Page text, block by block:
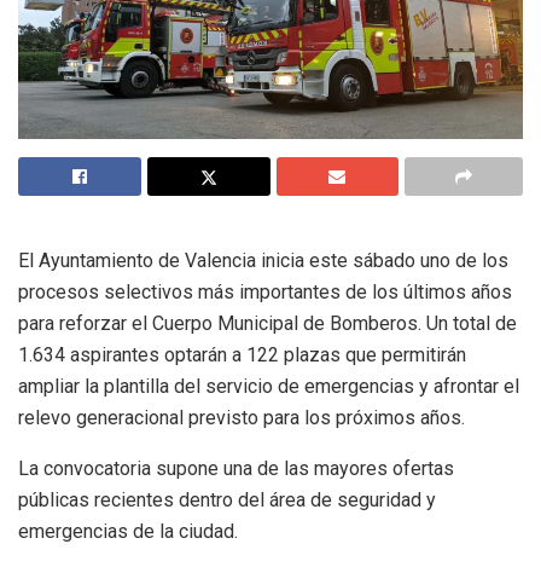
El Ayuntamiento de Valencia inicia este sábado uno de los
procesos selectivos más importantes de los últimos años
para reforzar el Cuerpo Municipal de Bomberos. Un total de
1.634 aspirantes optarán a 122 plazas que permitirán
ampliar la plantilla del servicio de emergencias y afrontar el
relevo generacional previsto para los próximos años.
La convocatoria supone una de las mayores ofertas
públicas recientes dentro del área de seguridad y
emergencias de la ciudad.